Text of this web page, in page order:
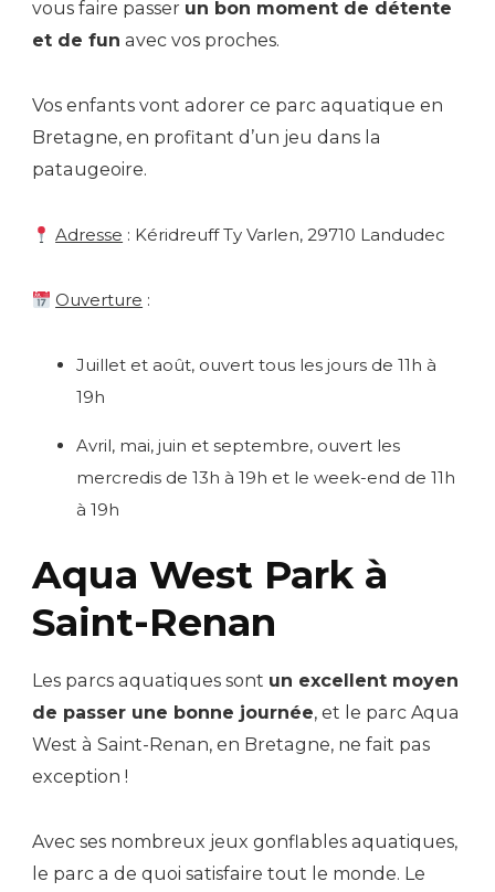
vous faire passer un bon moment de détente
et de fun avec vos proches.
Vos enfants vont adorer ce parc aquatique en
Bretagne, en profitant d’un jeu dans la
pataugeoire.
Adresse : Kéridreuff Ty Varlen, 29710 Landudec
Ouverture :
Juillet et août, ouvert tous les jours de 11h à
19h
Avril, mai, juin et septembre, ouvert les
mercredis de 13h à 19h et le week-end de 11h
à 19h
Aqua West Park à
Saint-Renan
Les parcs aquatiques sont un excellent moyen
de passer une bonne journée, et le parc Aqua
West à Saint-Renan, en Bretagne, ne fait pas
exception !
Avec ses nombreux jeux gonflables aquatiques,
le parc a de quoi satisfaire tout le monde. Le